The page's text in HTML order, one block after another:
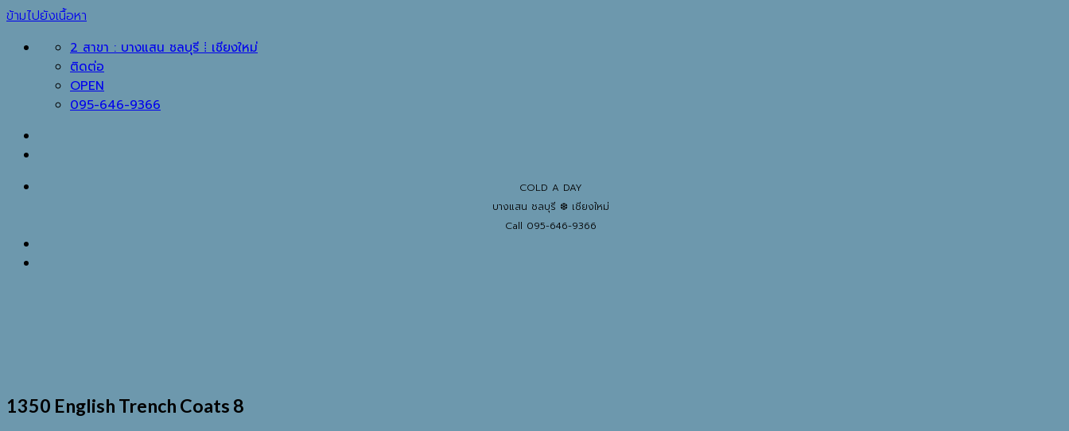
ข้ามไปยังเนื้อหา
2 สาขา : บางแสน ชลบุรี ⁞ เชียงใหม่
ติดต่อ
OPEN
095-646-9366
COLD A DAY
บางแสน ชลบุรี ❆ เชียงใหม่
Call 095-646-9366
1350 English Trench Coats 8